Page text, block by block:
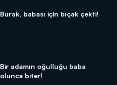
Burak, babası için bıçak çekti!
Bir adamın oğulluğu baba
olunca biter!